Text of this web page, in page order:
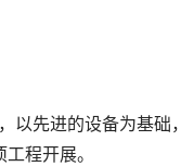
先进的设备为基础，
程开展。